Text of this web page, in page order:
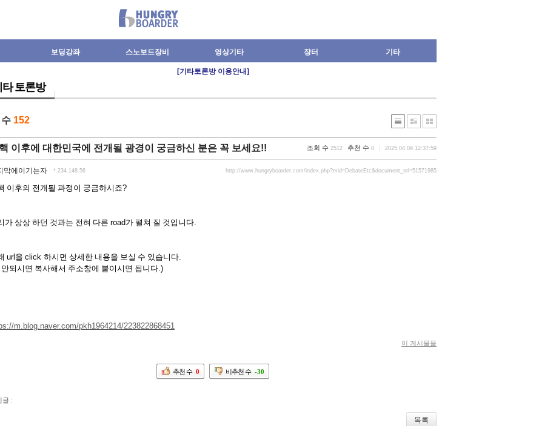
보딩강좌 스노보드장비 영상기타 장터 기타
[기타토론방 이용안내]
타 토론방
152
이후에 대한민국에 전개될 광경이 궁금하신 분은 꼭 보세요!! 조회 수 2512 추천 수 0 2025.04.09 12:37:59
막에이기는자 *.234.148.56 http://www.hungryboarder.com/index.php?mid=DebateEtc&document_srl=51571985
이후의 전개될 과정이 궁금하시죠?
가 상상 하던 것과는 전혀 다른 road가 펼쳐 질 것입니다.
url 을 click 하시면 상세한 내용을 보실 수 있습니다.
안되시면 복사해서 주소창에 붙이시면 됩니다.)
m.blog.naver.com/pkh1964214/223822868451
이 게시물을
추천 수 0 비추천 수 -30
글 :
목록